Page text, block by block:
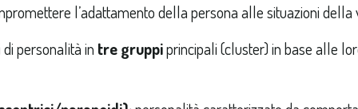
l’adattamento della persona alle situazioni della
personalità in tre gruppiprincipali (cluster) in base alle